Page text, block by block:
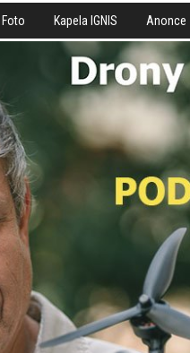
Foto Kapela IGNIS Anonce